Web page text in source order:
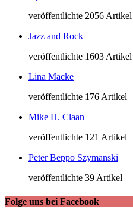
veröffentlichte 2056 Artikel
Jazz and Rock
veröffentlichte 1603 Artikel
Lina Macke
veröffentlichte 176 Artikel
Mike H. Claan
veröffentlichte 121 Artikel
Peter Beppo Szymanski
veröffentlichte 39 Artikel
Folge uns bei Facebook